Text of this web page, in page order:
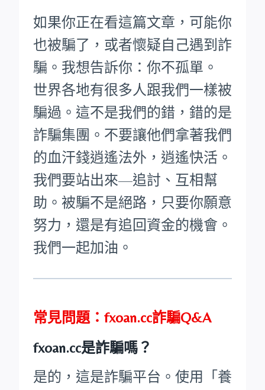
如果你正在看這篇文章，可能你
也被騙了，或者懷疑自己遇到詐
騙。我想告訴你：你不孤單。
世界各地有很多人跟我們一樣被
騙過。這不是我們的錯，錯的是
詐騙集團。不要讓他們拿著我們
的血汗錢逍遙法外，逍遙快活。
我們要站出來—追討、互相幫
助。被騙不是絕路，只要你願意
努力，還是有追回資金的機會。
我們一起加油。
常見問題：fxoan.cc詐騙Q&A
fxoan.cc是詐騙嗎？
是的，這是詐騙平台。使用「養